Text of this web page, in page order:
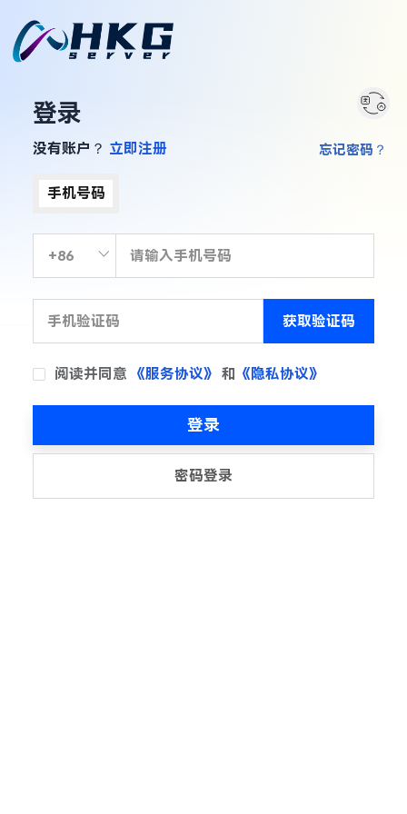
登录
没有账户？ 立即注册
手机号码
获取验证码
阅读并同意 《服务协议》 和 《隐私协议》
忘记密码？
登录
密码登录